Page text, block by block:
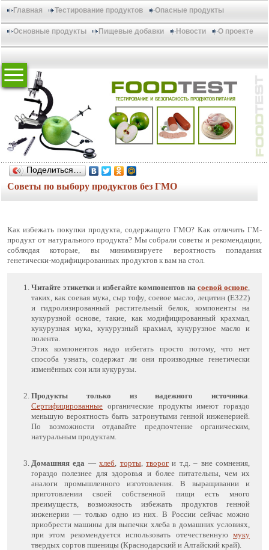
Главная Тестирование продуктов Опасные продукты
Основные продукты Пищевые добавки Новости О проекте
Поделиться…
Советы по выбору продуктов без ГМО
Как избежать покупки продукта, содержащего ГМО? Как отличить ГМ-
продукт от натурального продукта? Мы собрали советы и рекомендации,
соблюдая которые, вы минимизируете вероятность попадания
генетически-модифицированных продуктов к вам на стол.
Читайте этикеткии избегайте компонентов насоевой основе
таких, как соевая мука, сыр тофу, соевое масло, лецитин (Е322)
и гидролизированный растительный белок, компоненты на
кукурузной основе, такие, как модифицированный крахмал,
кукурузная мука, кукурузный крахмал, кукурузное масло и
полента.
Этих компонентов надо избегать просто потому, что нет
способа узнать, содержат ли они производные генетически
изменённых сои или кукурузы.
Продукты только из надежного источника
Сертифицированные органические продукты имеют гораздо
меньшую вероятность быть затронутыми генной инженерией.
По возможности отдавайте предпочтение органическим,
натуральным продуктам.
Домашняя еда —хлеб торты,творог и т.д. – вне сомнения,
гораздо полезнее для здоровья и более питательны, чем их
аналоги промышленного изготовления. В выращивании и
приготовлении своей собственной пищи есть много
преимуществ, возможность избежать продуктов генной
инженерии — только одно из них. В России сейчас можно
приобрести машины для выпечки хлеба в домашних условиях,
при этом рекомендуется использовать отечественную муку
твердых сортов пшеницы (Краснодарский и Алтайский край).